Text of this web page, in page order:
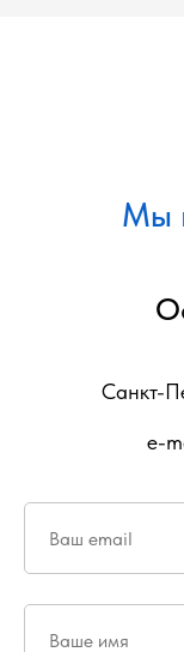
Мы
Санкт-
e-